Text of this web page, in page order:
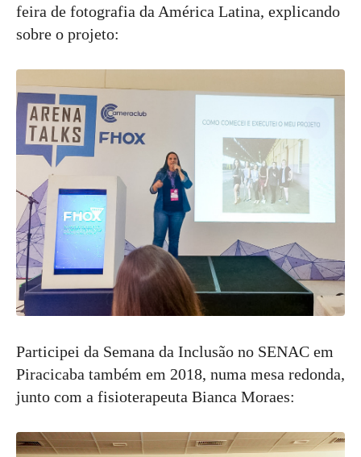
feira de fotografia da América Latina, explicando
sobre o projeto:
Participei da Semana da Inclusão no SENAC em
Piracicaba também em 2018, numa mesa redonda,
junto com a fisioterapeuta Bianca Moraes: